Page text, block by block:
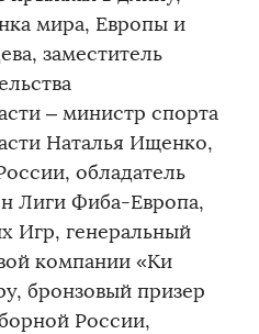
мира, Европы и
заместитель
– министр спорта
Наталья Ищенко,
обладатель
Лиги Фиба-Европа,
Игр, генеральный
компании «Ки
бронзовый призер
России,